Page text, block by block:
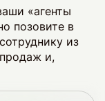
«агенты
позовите в
из
и,